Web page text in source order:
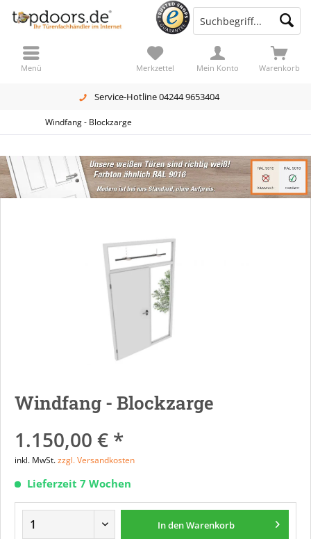
Service-Hotline 04244 9653404
Warenkorb
Merkzettel Mein Konto
Menü
Windfang - Blockzarge
Windfang - Blockzarge
1.150,00 € *
inkl. MwSt.zzgl. Versandkosten
Lieferzeit 7 Wochen
In denWarenkorb